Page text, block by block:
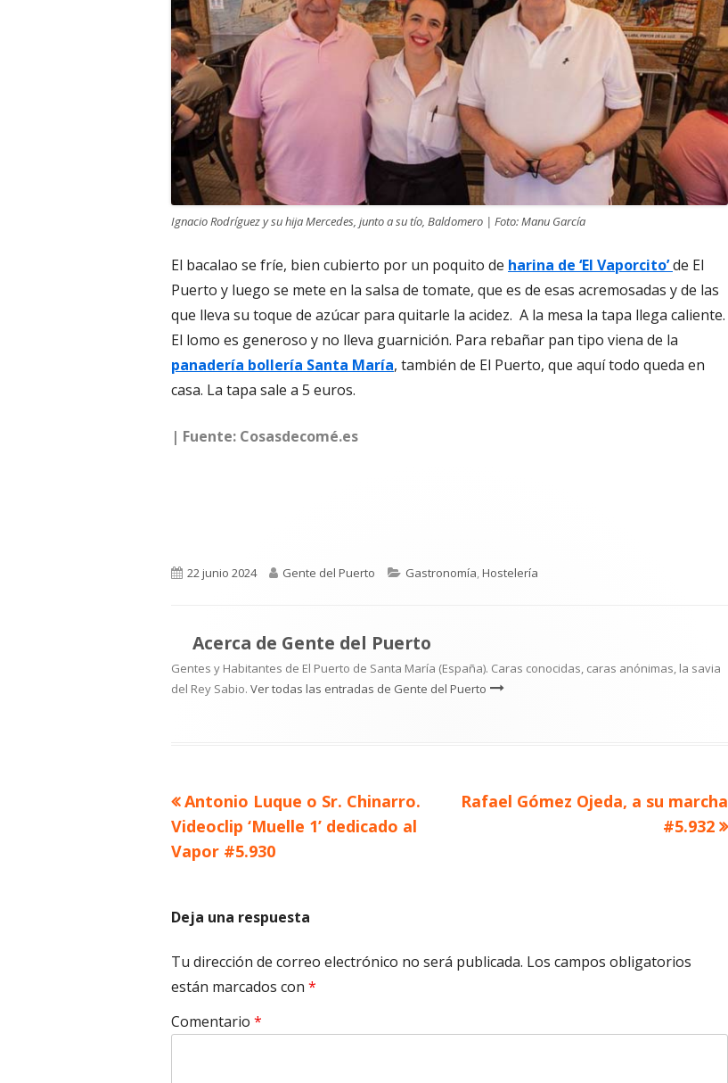
Ignacio Rodríguez y su hija Mercedes, junto a su tío, Baldomero | Foto: Manu García
El bacalao se fríe, bien cubierto por un poquito de harina de ‘El Vaporcito’de El
Puerto y luego se mete en la salsa de tomate, que es de esas acremosadas y de las
que lleva su toque de azúcar para quitarle la acidez. A la mesa la tapa llega caliente.
El lomo es generoso y no lleva guarnición. Para rebañar pan tipo viena de la
panadería bollería Santa María, también de El Puerto, que aquí todo queda en
casa. La tapa sale a 5 euros.
| Fuente: Cosasdecomé.es
Publicado
22 junio 2024 Autor
Gente del Puerto Categorías
Gastronomía,Hostelería
Acerca de Gente del Puerto
Gentes y Habitantes de El Puerto de Santa María (España). Caras conocidas, caras anónimas, la savia
del Rey Sabio. Ver todas las entradas de Gente del Puerto
Navegación
de
Artículo
anterior
Antonio Luque o Sr. Chinarro.
Videoclip ‘Muelle 1’ dedicado al
Vapor #5.930
Artículo
Rafael Gómez Ojeda, a su marcha
#5.932
Deja una respuesta
Tu dirección de correo electrónico no será publicada. Los campos obligatorios
están marcados con *
Comentario *